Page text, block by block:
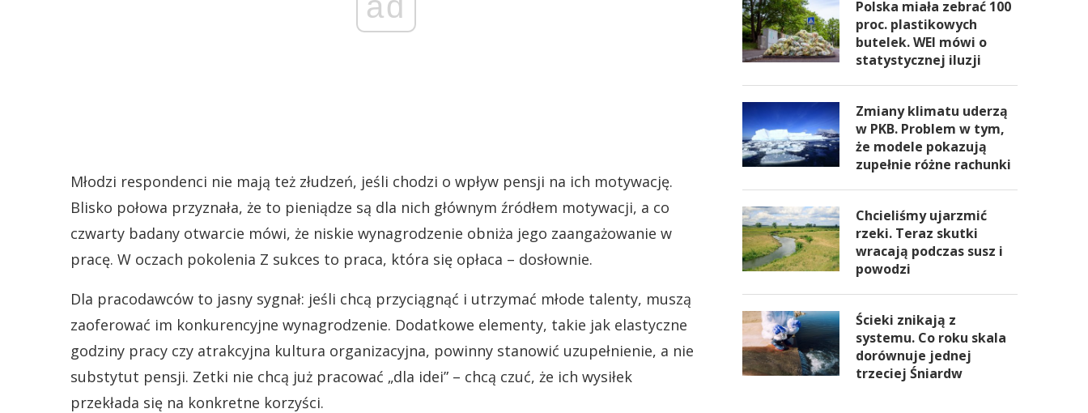
Młodzi respondenci nie mają też złudzeń, jeśli chodzi o wpływ pensji na ich motywację.
Blisko połowa przyznała, że to pieniądze są dla nich głównym źródłem motywacji, a co
czwarty badany otwarcie mówi, że niskie wynagrodzenie obniża jego zaangażowanie w
pracę. W oczach pokolenia Z sukces to praca, która się opłaca – dosłownie.
Dla pracodawców to jasny sygnał: jeśli chcą przyciągnąć i utrzymać młode talenty, muszą
zaoferować im konkurencyjne wynagrodzenie. Dodatkowe elementy, takie jak elastyczne
godziny pracy czy atrakcyjna kultura organizacyjna, powinny stanowić uzupełnienie, a nie
substytut pensji. Zetki nie chcą już pracować „dla idei” – chcą czuć, że ich wysiłek
przekłada się na konkretne korzyści.
Polska miała zebrać 100
proc. plastikowych
butelek. WEI mówi o
statystycznej iluzji
Zmiany klimatu uderzą
w PKB. Problem w tym,
że modele pokazują
zupełnie różne rachunki
Chcieliśmy ujarzmić
rzeki. Teraz skutki
wracają podczas susz i
powodzi
Ścieki znikają z
systemu. Co roku skala
dorównuje jednej
trzeciej Śniardw